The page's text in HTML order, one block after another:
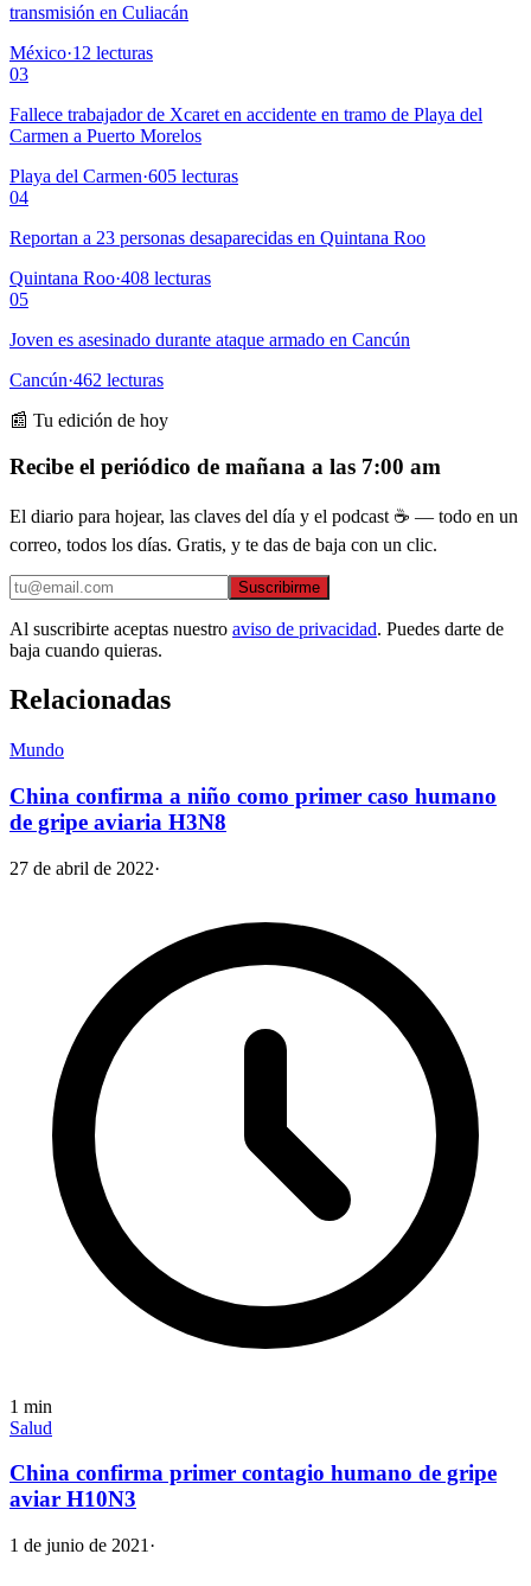
transmisión en Culiacán
México·12 lecturas
03
Fallece trabajador de Xcaret en accidente en tramo de Playa del
Carmen a Puerto Morelos
Playa del Carmen·605 lecturas
04
Reportan a 23 personas desaparecidas en Quintana Roo
Quintana Roo·408 lecturas
05
Joven es asesinado durante ataque armado en Cancún
Cancún·462 lecturas
📰 Tu edición de hoy
Recibe el periódico de mañana a las 7:00 am
El diario para hojear, las claves del día y el podcast ☕ — todo en un
correo, todos los días. Gratis, y te das de baja con un clic.
Suscribirme
Al suscribirte aceptas nuestro aviso de privacidad. Puedes darte de
baja cuando quieras.
Relacionadas
Mundo
China confirma a niño como primer caso humano
de gripe aviaria H3N8
27 de abril de 2022·
1 min
Salud
China confirma primer contagio humano de gripe
aviar H10N3
1 de junio de 2021 ·